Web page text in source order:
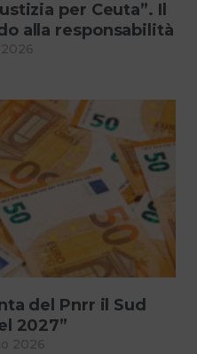
per Ceuta”. Il
alla responsabilità
del Pnrr il Sud
2027”
2026